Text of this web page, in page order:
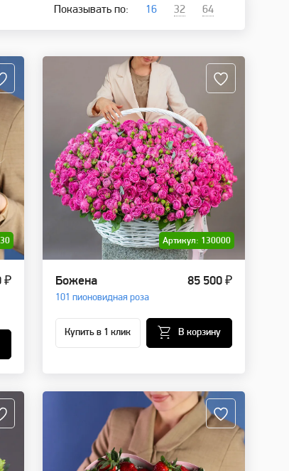
Показывать по: 16 32 64
₽
Артикул: 130000
Божена
101 пионовидная роза
85 500 ₽
Купить в 1 клик В корзину